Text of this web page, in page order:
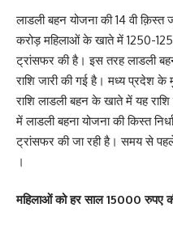
लाडली बहन योजना की 14 वी
करोड़ महिलाओं के खाते में 1250-
ट्रांसफर की है। इस तरह लाडली
राशि जारी की गई है। मध्य प्रदेश
राशि लाडली बहन के खाते में यह
में लाडली बहना योजना की किस्त
ट्रांसफर की जा रही है। समय से
।
महिलाओं को हर साल 15000 रुपए